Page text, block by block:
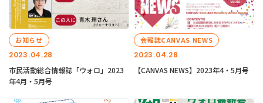
2023.04.28
お知らせ
市民活動総合情報誌「ウォロ」2023
年4月・5月号
2023.04.28
会報誌CANVAS NEWS
【CANVAS NEWS】2023年4・5月号